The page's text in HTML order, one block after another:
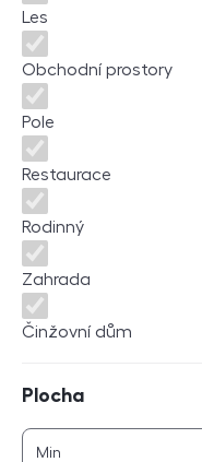
Les
Obchodní prostory
Pole
Restaurace
Rodinný
Zahrada
Činžovní dům
Plocha
Min